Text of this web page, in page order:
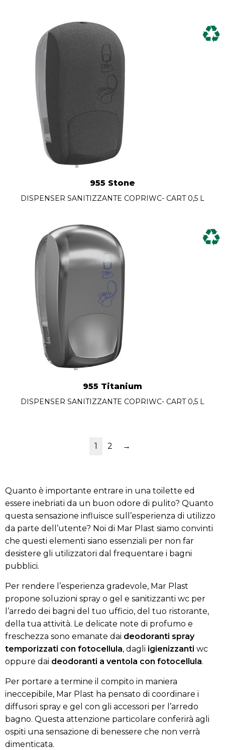
955 Stone
DISPENSER SANITIZZANTE COPRIWC- CART 0,5 L
955 Titanium
DISPENSER SANITIZZANTE COPRIWC- CART 0,5 L
1 2 →
Quanto è importante entrare in una toilette ed
essere inebriati da un buon odore di pulito? Quanto
questa sensazione influisce sull’esperienza di utilizzo
da parte dell’utente? Noi di Mar Plast siamo convinti
che questi elementi siano essenziali per non far
desistere gli utilizzatori dal frequentare i bagni
pubblici.
Per rendere l’esperienza gradevole, Mar Plast
propone soluzioni spray o gel e sanitizzanti wc per
l’arredo dei bagni del tuo ufficio, del tuo ristorante,
della tua attività. Le delicate note di profumo e
freschezza sono emanate dai deodoranti spray
temporizzati con fotocellula, dagli igienizzanti wc
oppure dai deodoranti a ventola con fotocellula.
Per portare a termine il compito in maniera
ineccepibile, Mar Plast ha pensato di coordinare i
diffusori spray e gel con gli accessori per l’arredo
bagno. Questa attenzione particolare conferirà agli
ospiti una sensazione di benessere che non verrà
dimenticata.